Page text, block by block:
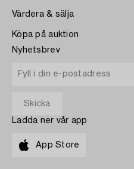
Värdera & sälja
Köpa på auktion
Nyhetsbrev
Ladda ner vår app
App Store